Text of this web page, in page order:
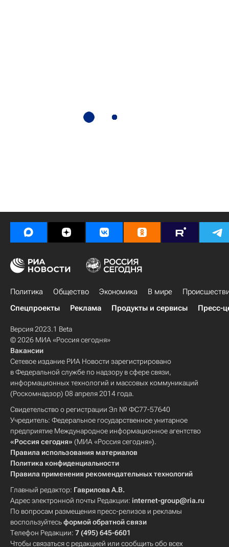
Политика Общество Экономика В мире
Спецпроекты
Реклама Продукты и сервисы Пресс-
Версия 2023.1 Beta
© 2026 МИА «Россия сегодня»
Вакансии
Сетевое издание РИА Новости зарегистрировано
в Федеральной службе по надзору в сфере связи,
информационных технологий и массовых коммуникаций
(Роскомнадзор) 08 апреля 2014 года.
Свидетельство о регистрации Эл № ФС77-57640
Учредитель: Федеральное государственное унитарное
предприятие Международное информационное агентство
«Россия сегодня» (МИА «Россия сегодня»).
Правила использования материалов
Политика конфиденциальности
Правила применения рекомендательных технологий
Главный редактор: Гаврилова А.В.
Адрес электронной почты Редакции: internet-group@ria.ru
По вопросам размещения пресс-релизов и рекламы
воспользуйтесьформой обратной связи
Телефон Редакции: 7 (495) 645-6601
Чтобы связаться с редакцией или сообщить обо всех